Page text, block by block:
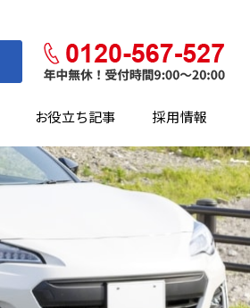
お役立ち記事 採用情報